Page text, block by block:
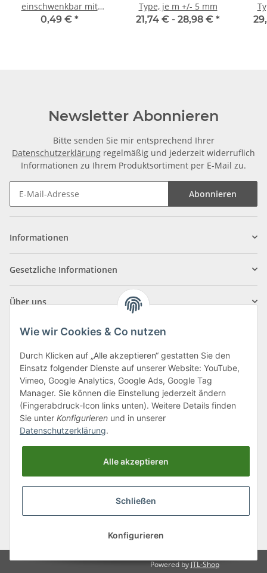
einschwenkbar mit
Federblech + Steg,
0,49 € *
Type, je m +/- 5 mm
21,74 € - 28,98 € *
Newsletter Abonnieren
Bitte senden Sie mir entsprechend Ihrer
Datenschutzerklärung regelmäßig und jederzeit widerruflich
Informationen zu Ihrem Produktsortiment per E-Mail zu.
Abonnieren
Informationen
Gesetzliche Informationen
Über uns
Klagenfurter Straße 29
9556 Liebenfels
Montag bis Donnerstag: 8:00 bis 16:30 Uhr
Freitag: 8:00 bis 12:00 Uhr
Tel.:0043 (0) 4262 50900
office@cncshop.at
* Alle Preise inkl. gesetzlicher USt., zzgl.Versand, zzgl.
Powered by JTL-Shop
Wie wir Cookies & Co nutzen
Durch Klicken auf „Alle akzeptieren“ gestatten Sie den
Einsatz folgender Dienste auf unserer Website: YouTube,
Vimeo, Google Analytics, Google Ads, Google Tag
Manager. Sie können die Einstellung jederzeit ändern
(Fingerabdruck-Icon links unten). Weitere Details finden
Sie unter Konfigurieren und in unserer
Datenschutzerklärung.
Alle akzeptieren
Schließen
Konfigurieren